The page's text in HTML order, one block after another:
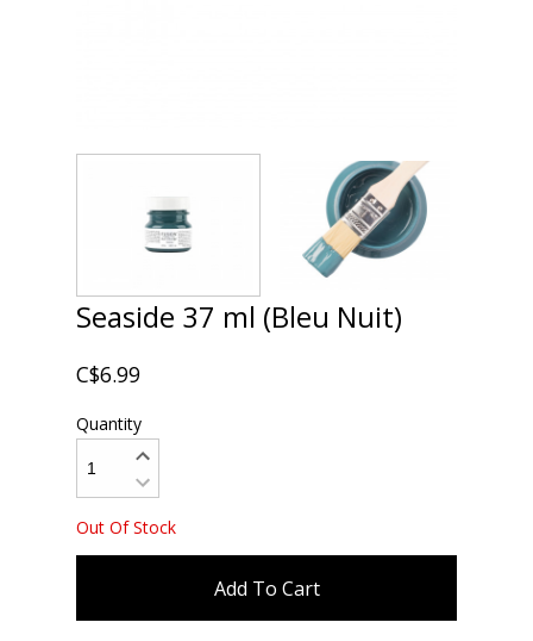
Seaside 37 ml (Bleu Nuit)
C$6.99
Quantity
Out Of Stock
Add To Cart